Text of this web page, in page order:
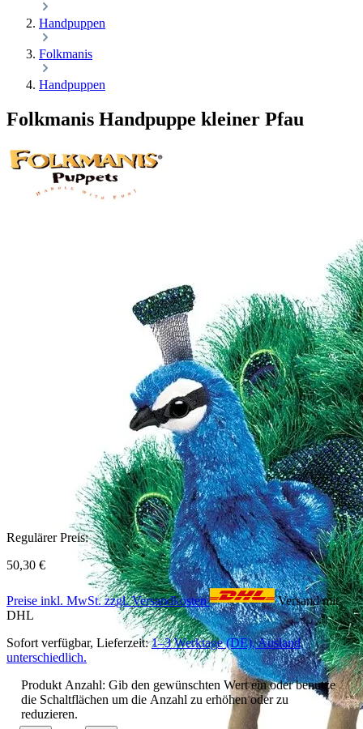
Handpuppen
Folkmanis
Handpuppen
Folkmanis Handpuppe kleiner Pfau
Regulärer Preis:
50,30 €
Preise inkl. MwSt. zzgl. Versandkosten
Versand mit
DHL
Sofort verfügbar, Lieferzeit:1–3 Werktage (DE), Ausland
unterschiedlich.
Produkt Anzahl: Gib den gewünschten Wert ein oder benutze
die Schaltflächen um die Anzahl zu erhöhen oder zu
reduzieren.